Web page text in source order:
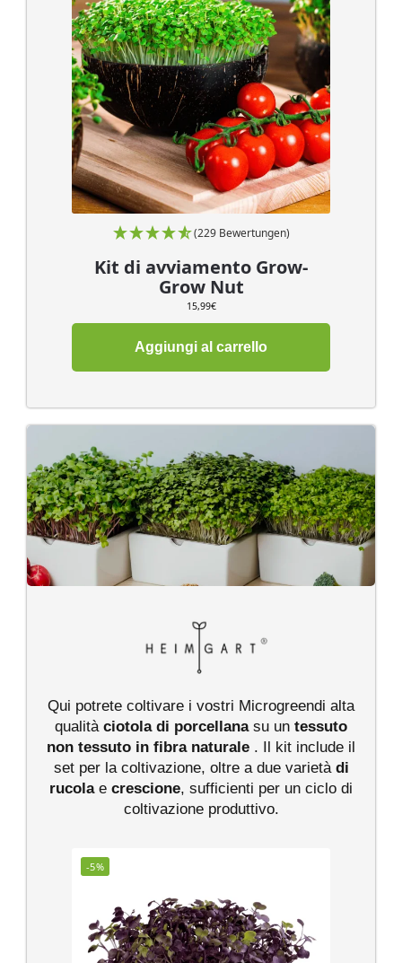
(229 Bewertungen)
Kit di avviamento Grow-
Grow Nut
15,99€
Aggiungi al carrello
Qui potrete coltivare i vostri Microgreendi alta
qualità ciotola di porcellanasu un tessuto
non tessuto in fibra naturale . Il kit include il
set per la coltivazione, oltre a due varietà di
rucolae crescione, sufficienti per un ciclo di
coltivazione produttivo.
-5%